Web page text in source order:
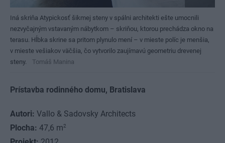
Iná skriňa Atypickosť šikmej steny v spálni architekti ešte umocnili
nezvyčajným vstavaným nábytkom – skriňou, ktorou prechádza okno na
terasu. Hĺbka skrine sa pritom plynulo mení – v mieste políc je menšia,
v mieste vešiakov väčšia, čo vytvorilo zaujímavú geometriu drevenej
steny.
Tomáš Manina
Prístavba rodinného domu, Bratislava
Autori: Vallo & Sadovsky Architects
Plocha: 47,6 m2